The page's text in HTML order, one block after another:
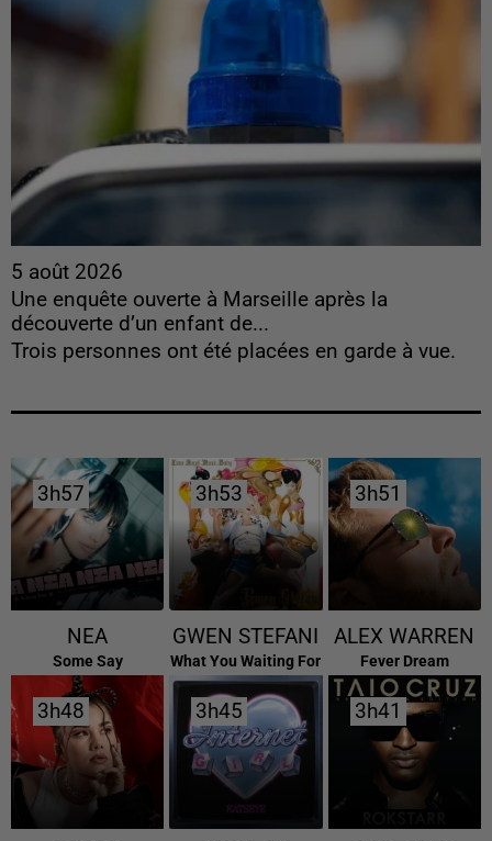
5 août 2026
Une enquête ouverte à Marseille après la
découverte d’un enfant de...
Trois personnes ont été placées en garde à vue.
3h57
3h57
NEA
Some Say
3h53
3h53
GWEN STEFANI
What You Waiting For
3h51
3h51
ALEX WARREN
Fever Dream
3h48
3h48 3h45
3h45 3h41
3h41